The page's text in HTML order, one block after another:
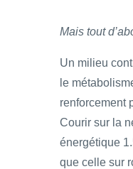
Mais tout
Un milieu
le
renforcement
Courir sur la
énergétique
que celle sur